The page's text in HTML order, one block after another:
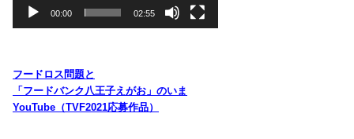
00:00 02:55
フードロス問題と
「フードバンク八王子えがお」のいま
YouTube（TVF2021応募作品）